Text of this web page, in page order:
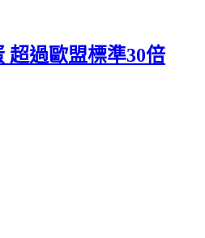
超過歐盟標準30倍